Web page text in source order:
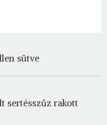
sütve
sertésszűz rakott